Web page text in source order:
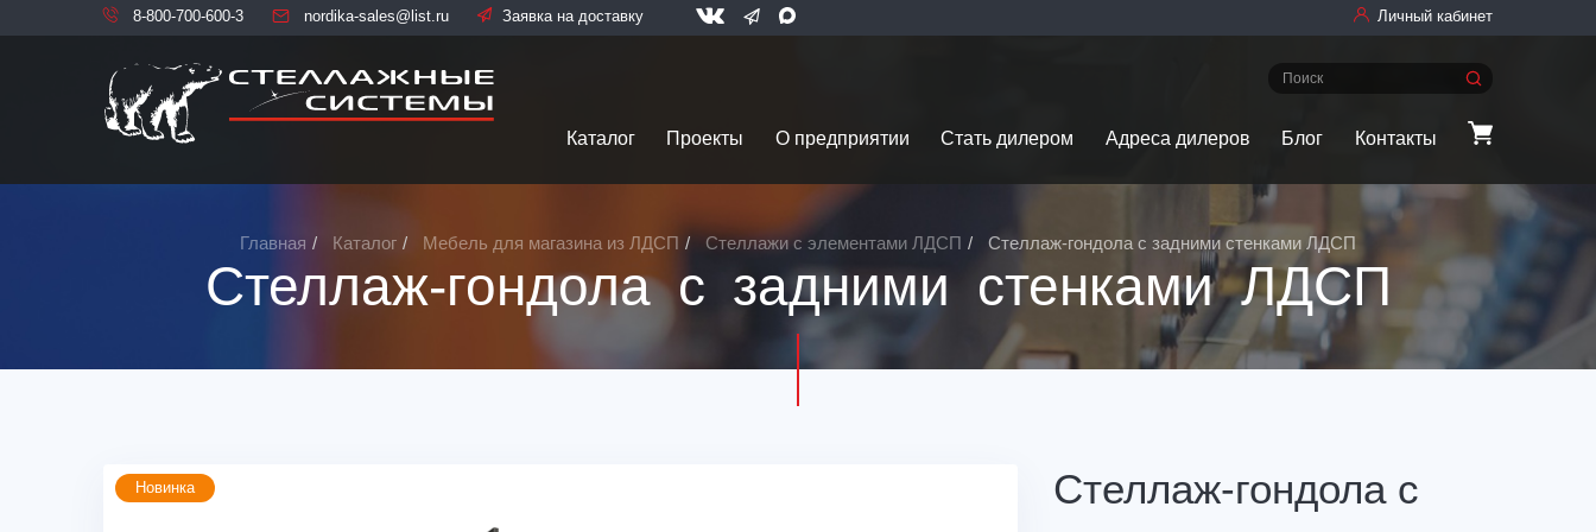
8-800-700-600-3 nordika-sales@list.ru Заявка на доставку Личный кабинет
Каталог Проекты О предприятии Стать дилером Адреса дилеров Блог Контакты
Главная Каталог Мебель для магазина из ЛДСП Стеллажи с элементами ЛДСП Стеллаж-гондола с задними стенками ЛДСП
Стеллаж-гондола с задними стенками ЛДСП
Новинка
Стеллаж-гондола с